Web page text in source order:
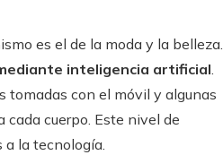
es el de la moda y la belleza.
inteligencia artificial.
tomadas con el móvil y algunas
cuerpo. Este nivel de
a la tecnología.